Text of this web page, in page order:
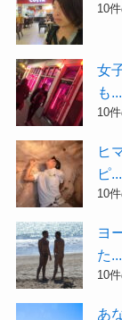
10
女
も...
10
ヒ
ピ...
10
ヨ
た...
10
あ